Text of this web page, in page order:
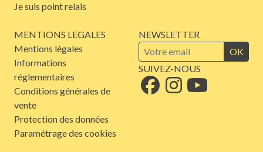
Je suis point relais
MENTIONS LEGALES
Mentions légales
Informations
réglementaires
Conditions générales de
vente
Protection des données
Paramétrage des cookies
NEWSLETTER
OK
SUIVEZ-NOUS